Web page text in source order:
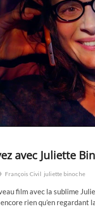
avec Juliette
François Civil juliette binoche
film avec la sublime
rien qu’en regardant